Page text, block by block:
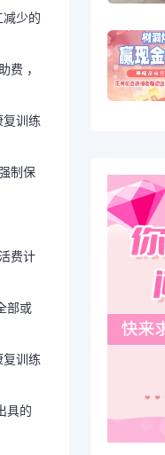
少的
费 ，
训练
制保
费计
部或
训练
具的